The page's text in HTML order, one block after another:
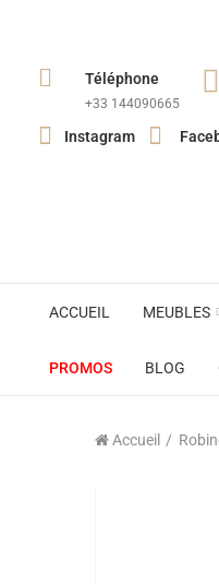
Téléphone
+33 144090665​
Instagram
ACCUEIL MEUBLES
PROMOS BLOG
Accueil